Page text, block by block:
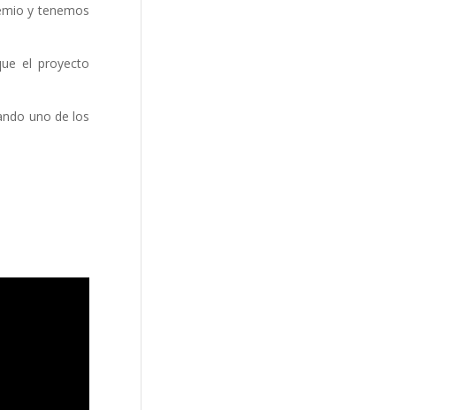
y tenemos
el proyecto
uno de los